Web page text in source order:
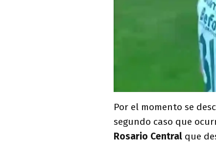
Por el momento se
segundo caso que
Rosario Central que